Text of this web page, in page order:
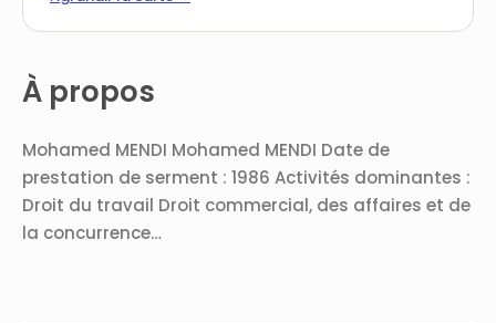
À propos
Mohamed MENDI Mohamed MENDI Date de
prestation de serment : 1986 Activités dominantes :
Droit du travail Droit commercial, des affaires et de
la concurrence…